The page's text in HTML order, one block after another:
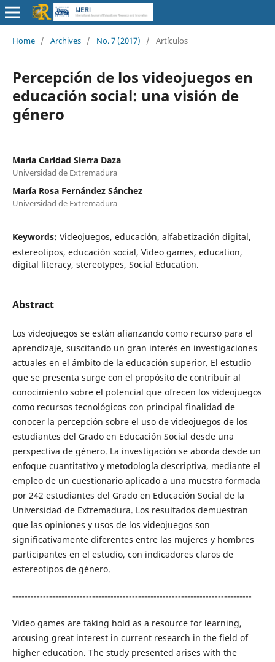
Home / Archives / No. 7 (2017) / Artículos
Percepción de los videojuegos en
educación social: una visión de
género
María Caridad Sierra Daza
Universidad de Extremadura
María Rosa Fernández Sánchez
Universidad de Extremadura
Keywords: Videojuegos, educación, alfabetización digital,
estereotipos, educación social, Video games, education,
digital literacy, stereotypes, Social Education.
Abstract
Los videojuegos se están afianzando como recurso para el
aprendizaje, suscitando un gran interés en investigaciones
actuales en el ámbito de la educación superior. El estudio
que se presenta surge con el propósito de contribuir al
conocimiento sobre el potencial que ofrecen los videojuegos
como recursos tecnológicos con principal finalidad de
conocer la percepción sobre el uso de videojuegos de los
estudiantes del Grado en Educación Social desde una
perspectiva de género. La investigación se aborda desde un
enfoque cuantitativo y metodología descriptiva, mediante el
empleo de un cuestionario aplicado a una muestra formada
por 242 estudiantes del Grado en Educación Social de la
Universidad de Extremadura. Los resultados demuestran
que las opiniones y usos de los videojuegos son
significativamente diferentes entre las mujeres y hombres
participantes en el estudio, con indicadores claros de
estereotipos de género.
------------------------------------------------------------------------------
Video games are taking hold as a resource for learning,
arousing great interest in current research in the field of
higher education. The study presented arises with the